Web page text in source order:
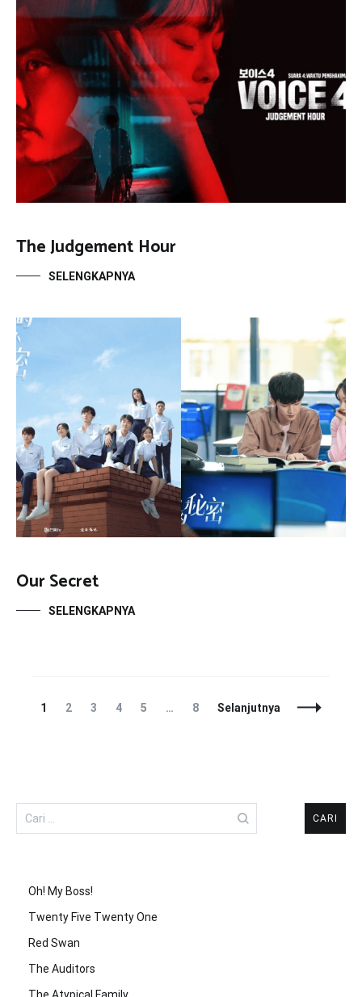
The Judgement Hour
SELENGKAPNYA
Our Secret
SELENGKAPNYA
Navigasi
Laman
1 Laman
2 Laman
3 Laman
4 Laman
5 … Laman
8 Selanjutnya
untuk:
Oh! My Boss!
Twenty Five Twenty One
Red Swan
The Auditors
The Atypical Family